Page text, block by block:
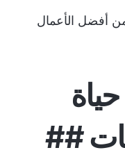
أفضل الأعمال
##